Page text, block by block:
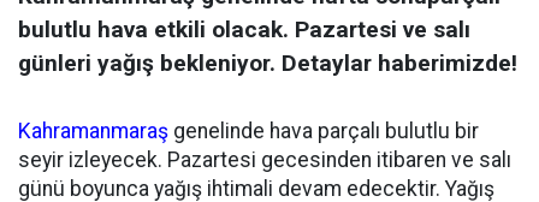
bulutlu hava etkili olacak. Pazartesi ve salı
günleri yağış bekleniyor. Detaylar haberimizde!
Kahramanmaraş genelinde hava parçalı bulutlu bir
seyir izleyecek. Pazartesi gecesinden itibaren ve salı
günü boyunca yağış ihtimali devam edecektir. Yağış